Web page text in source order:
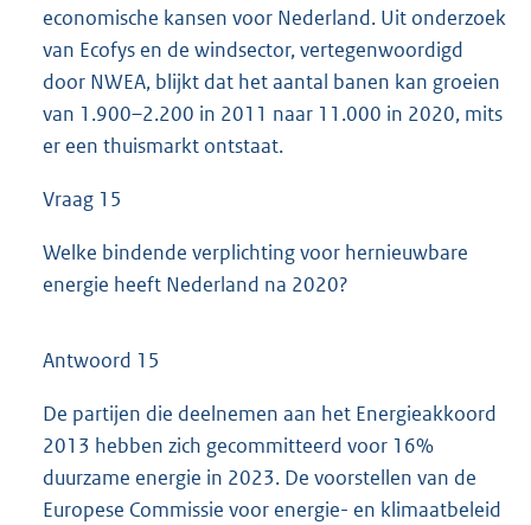
economische kansen voor Nederland. Uit onderzoek
van Ecofys en de windsector, vertegenwoordigd
door NWEA, blijkt dat het aantal banen kan groeien
van 1.900–2.200 in 2011 naar 11.000 in 2020, mits
er een thuismarkt ontstaat.
Vraag 15
Welke bindende verplichting voor hernieuwbare
energie heeft Nederland na 2020?
Antwoord 15
De partijen die deelnemen aan het Energieakkoord
2013 hebben zich gecommitteerd voor 16%
duurzame energie in 2023. De voorstellen van de
Europese Commissie voor energie- en klimaatbeleid